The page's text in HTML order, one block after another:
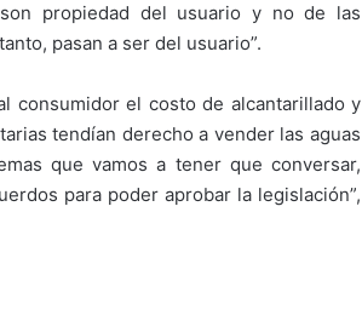
propiedad del usuario y no de las
pasan a ser del usuario”.
consumidor el costo de alcantarillado y
tendían derecho a vender las aguas
que vamos a tener que conversar,
para poder aprobar la legislación”,